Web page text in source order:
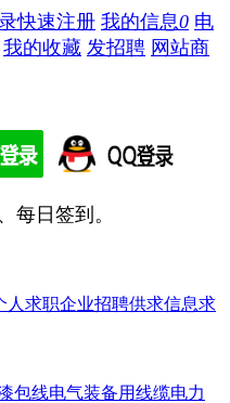
快速注册 我的信息0 电
我的收藏 发招聘 网站商
每日签到。
人求职企业招聘供求信息求
包线电气装备用线缆电力